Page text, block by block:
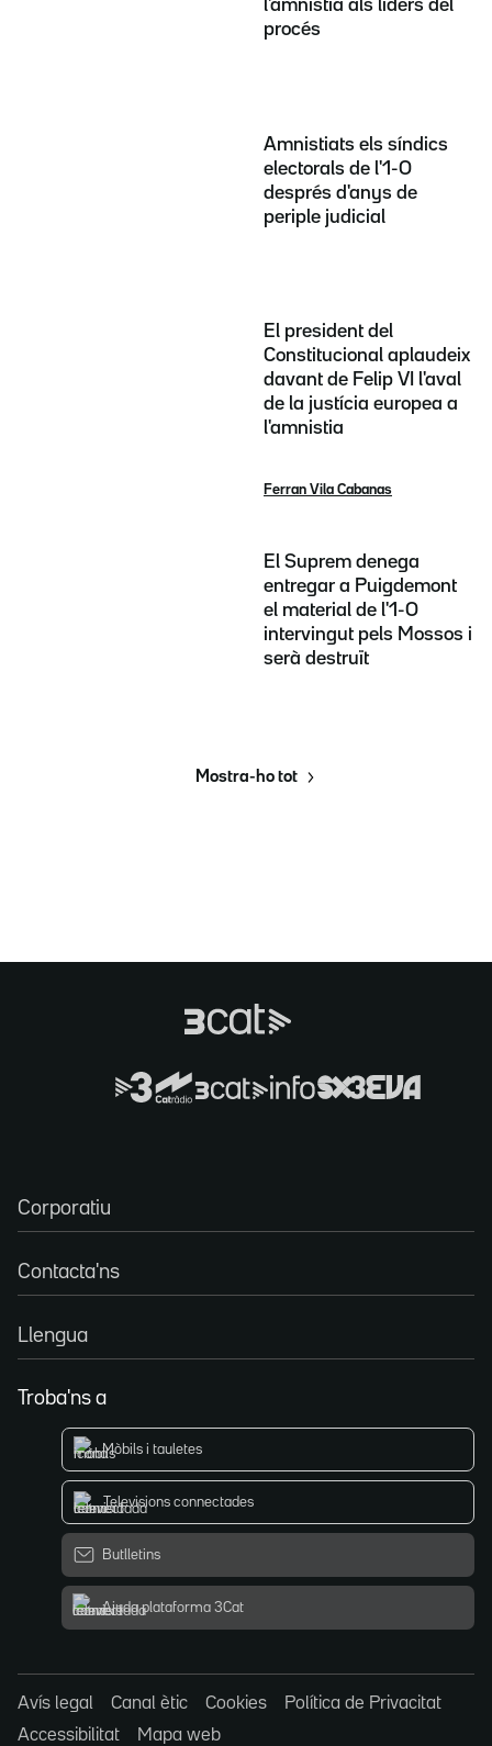
l'amnistia als líders del
procés
Amnistiats els síndics
electorals de l'1-O
després d'anys de
periple judicial
El president del
Constitucional aplaudeix
davant de Felip VI l'aval
de la justícia europea a
l'amnistia
Ferran Vila Cabanas
El Suprem denega
entregar a Puigdemont
el material de l'1-O
intervingut pels Mossos i
serà destruït
Mostra-ho tot
Corporatiu
Contacta'ns
Llengua
Troba'ns a
Mòbils i tauletes
Televisions connectades
Butlletins
Ajuda plataforma 3Cat
Avís legal Canal ètic Cookies
Política de Privacitat
Accessibilitat
Mapa web